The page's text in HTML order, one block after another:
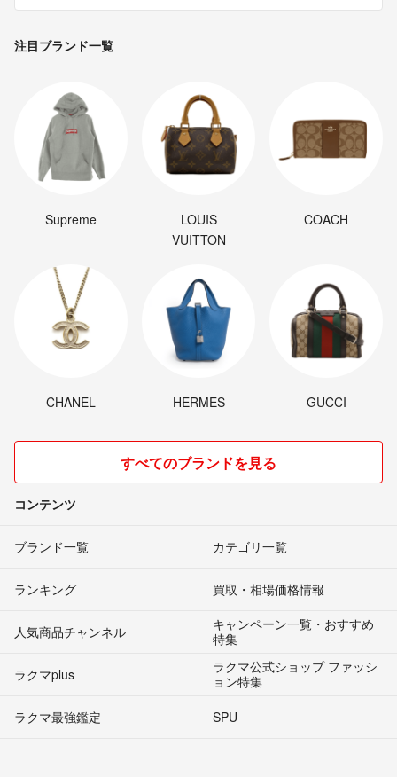
注目ブランド一覧
Supreme
LOUIS
VUITTON
COACH
CHANEL HERMES GUCCI
すべてのブランドを見る
コンテンツ
ブランド一覧 カテゴリ一覧
ランキング 買取・相場価格情報
人気商品チャンネル
キャンペーン一覧・おすすめ
特集
ラクマplus
ラクマ公式ショップ ファッシ
ョン特集
ラクマ最強鑑定
SPU